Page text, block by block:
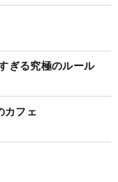
ぎる究極のルール
カフェ